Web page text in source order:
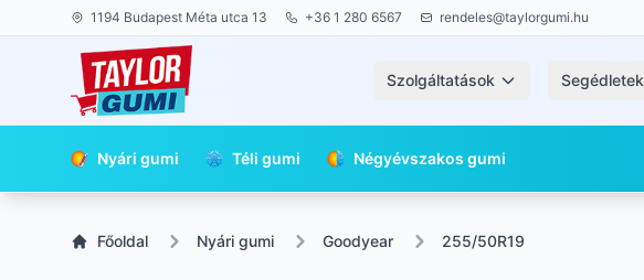
1194 Budapest Méta utca 13 +36 1 280 6567 rendeles@taylorgumi.hu
Szolgáltatások Segédletek
Nyári gumi Téli gumi Négyévszakos gumi
Főoldal Nyári gumi Goodyear 255/50R19